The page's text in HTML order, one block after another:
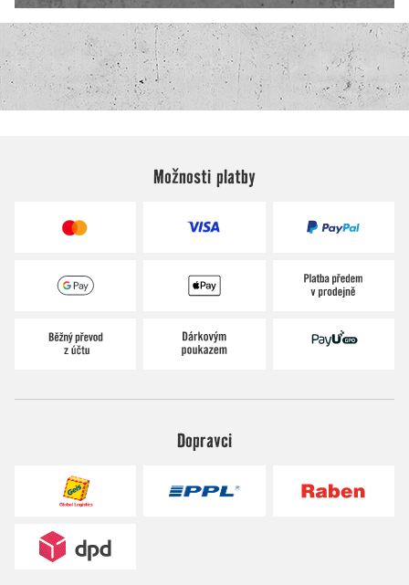
Možnosti platby
Dopravci